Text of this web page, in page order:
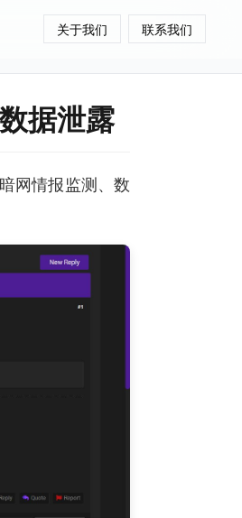
关于我们 联系我们
据泄露
网情报监测、数